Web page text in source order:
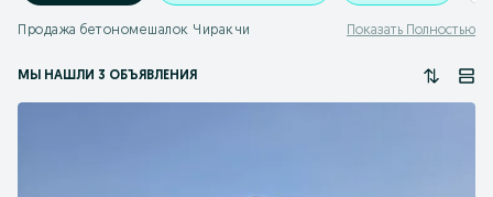
Продажа бетономешалок Чиракчи Показать Полностью
МЫ НАШЛИ 3 ОБЪЯВЛЕНИЯ